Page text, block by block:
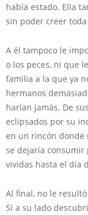
había estado. Ella
sin poder creer
A él tampoco le
o los peces, ni que
familia a la que ya
hermanos
harían jamás. De
eclipsados por su
en un rincón donde
se dejaría consumir
vividas hasta el día
Al final, no le
Si a su lado